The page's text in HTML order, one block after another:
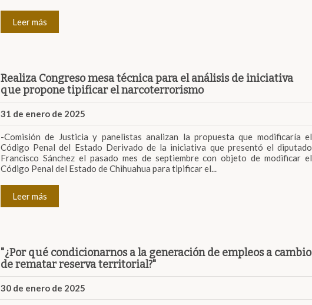
Leer más
Realiza Congreso mesa técnica para el análisis de iniciativa
que propone tipificar el narcoterrorismo
31 de enero de 2025
-Comisión de Justicia y panelistas analizan la propuesta que modificaría el
Código Penal del Estado Derivado de la iniciativa que presentó el diputado
Francisco Sánchez el pasado mes de septiembre con objeto de modificar el
Código Penal del Estado de Chihuahua para tipificar el...
Leer más
"¿Por qué condicionarnos a la generación de empleos a cambio
de rematar reserva territorial?"
30 de enero de 2025